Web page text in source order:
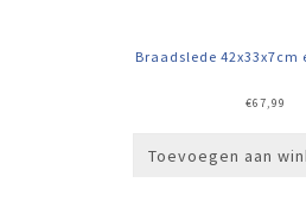
Braadslede 42x33x7cm
€67,99
Toevoegen aan